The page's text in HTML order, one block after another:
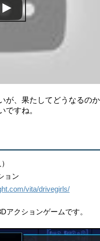
が、果たしてどうなるの
ですね。
ョン
vita/drivegirls/
アクションゲームです。